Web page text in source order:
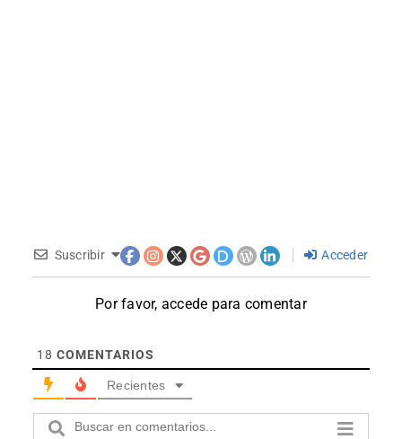
Suscribir Acceder
Por favor, accede para comentar
18 COMENTARIOS
Recientes